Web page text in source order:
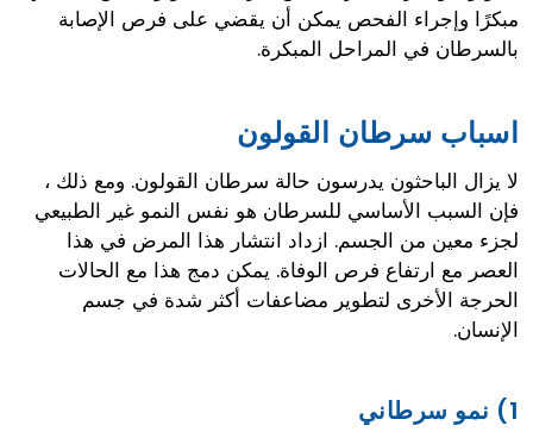
مبكرًا وإجراء الفحص يمكن أن يقضي على فرص الإصابة
بالسرطان في المراحل المبكرة.
اسباب سرطان القولون
لا يزال الباحثون يدرسون حالة سرطان القولون. ومع ذلك ،
فإن السبب الأساسي للسرطان هو نفس النمو غير الطبيعي
لجزء معين من الجسم. ازداد انتشار هذا المرض في هذا
العصر مع ارتفاع فرص الوفاة. يمكن دمج هذا مع الحالات
الحرجة الأخرى لتطوير مضاعفات أكثر شدة في جسم
الإنسان.
1) نمو سرطاني